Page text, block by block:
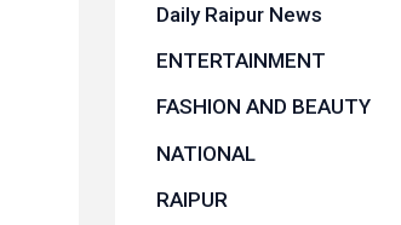
Daily Raipur News
ENTERTAINMENT
FASHION AND BEAUTY
NATIONAL
RAIPUR